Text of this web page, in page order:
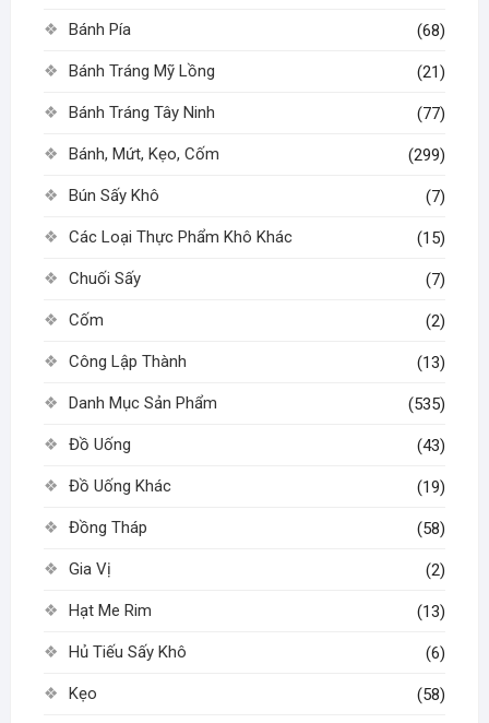
Bánh Pía (68)
Bánh Tráng Mỹ Lồng (21)
Bánh Tráng Tây Ninh (77)
Bánh, Mứt, Kẹo, Cốm (299)
Bún Sấy Khô (7)
Các Loại Thực Phẩm Khô Khác (15)
Chuối Sấy (7)
Cốm (2)
Công Lập Thành (13)
Danh Mục Sản Phẩm (535)
Đồ Uống (43)
Đồ Uống Khác (19)
Đồng Tháp (58)
Gia Vị (2)
Hạt Me Rim (13)
Hủ Tiếu Sấy Khô (6)
Kẹo (58)